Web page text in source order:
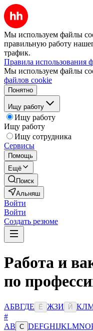
Мы используем файлы
правильную работу
трафик.
Правила использования
Мы используем файлы
файлов cookie
Понятно
Ищу работу
Ищу работу
Ищу работу
Ищу сотрудника
Сервисы
Помощь
Ещё
Поиск
Альняш
Войти
Войти
Создать резюме
Работа и
по
АБВГДЕ Ё ЖЗИ Й КЛ
#
AB C DEFGHIJKLMNO